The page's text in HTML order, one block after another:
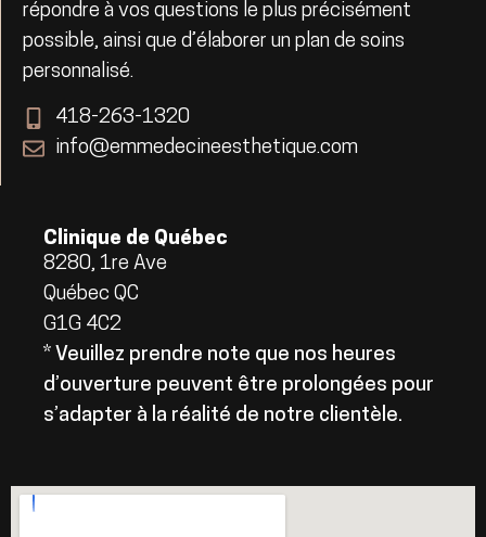
répondre à vos questions le plus précisément
possible, ainsi que d’élaborer un plan de soins
personnalisé.
418-263-1320
info@emmedecineesthetique.com
Clinique de Québec
8280, 1re Ave
Québec QC
G1G 4C2
* Veuillez prendre note que nos heures
d’ouverture peuvent être prolongées pour
s’adapter à la réalité de notre clientèle.